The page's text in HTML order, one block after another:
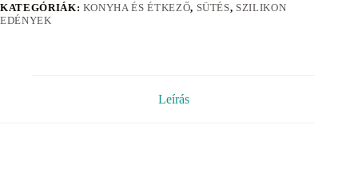
KATEGÓRIÁK: KONYHA ÉS ÉTKEZŐ, SÜTÉS, SZILIKON
EDÉNYEK
Leírás